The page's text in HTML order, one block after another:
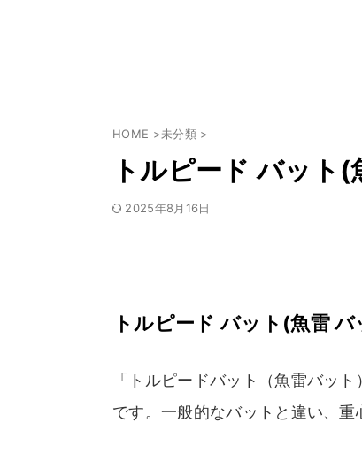
HOME >未分類 >
トルピード バット
2025年8月16日
トルピード バット(魚雷
「トルピードバット（魚雷バッ
です。一般的なバットと違い、